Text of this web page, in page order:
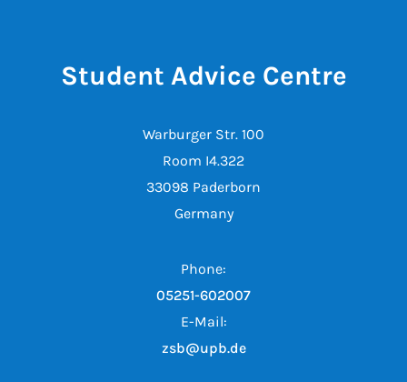
Student Advice Centre
Warburger Str. 100
Room I4.322
33098 Paderborn
Germany
Phone:
05251-602007
E-Mail:
zsb@upb.de